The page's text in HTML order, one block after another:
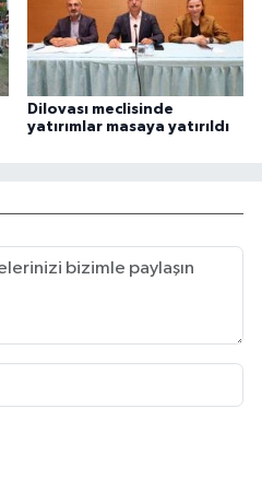
Dilovası meclisinde
yatırımlar masaya yatırıldı